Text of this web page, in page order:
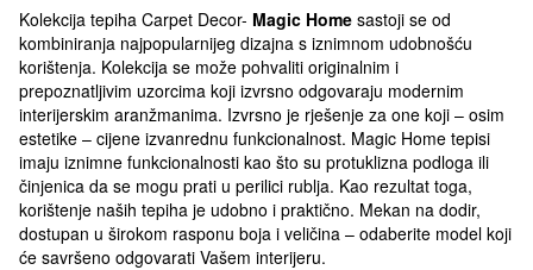
Kolekcija tepiha Carpet Decor- Magic Home sastoji se od
kombiniranja najpopularnijeg dizajna s iznimnom udobnošću
korištenja. Kolekcija se može pohvaliti originalnim i
prepoznatljivim uzorcima koji izvrsno odgovaraju modernim
interijerskim aranžmanima. Izvrsno je rješenje za one koji – osim
estetike – cijene izvanrednu funkcionalnost. Magic Home tepisi
imaju iznimne funkcionalnosti kao što su protuklizna podloga ili
činjenica da se mogu prati u perilici rublja. Kao rezultat toga,
korištenje naših tepiha je udobno i praktično. Mekan na dodir,
dostupan u širokom rasponu boja i veličina – odaberite model koji
će savršeno odgovarati Vašem interijeru.